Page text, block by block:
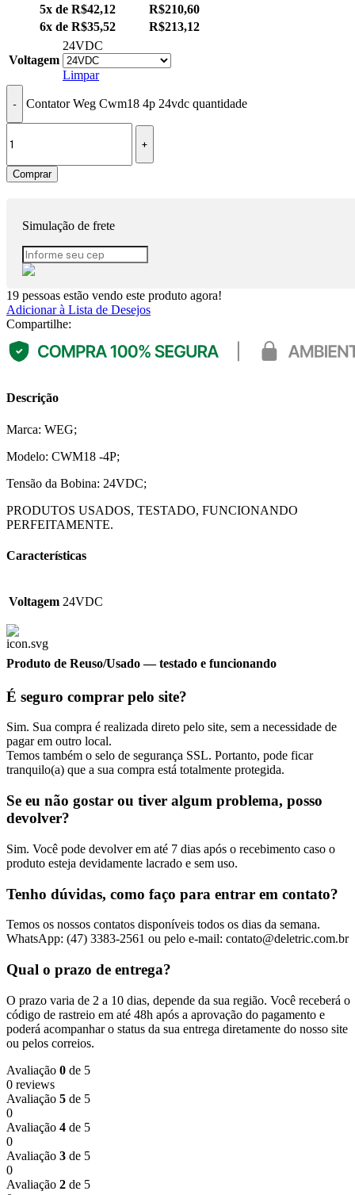
5x de R$42,12 R$210,60
6x de R$35,52 R$213,12
Voltagem
24VDC
Limpar
Contator Weg Cwm18 4p 24vdc quantidade
Comprar
Simulação de frete
19 pessoas estão vendo este produto agora!
Adicionar à Lista de Desejos
Compartilhe:
Descrição
Marca: WEG;
Modelo: CWM18 -4P;
Tensão da Bobina: 24VDC;
PRODUTOS USADOS, TESTADO, FUNCIONANDO
PERFEITAMENTE.
Características
Voltagem 24VDC
Produto de Reuso/Usado— testado e funcionando
É seguro comprar pelo site?
Sim. Sua compra é realizada direto pelo site, sem a necessidade de
pagar em outro local.
Temos também o selo de segurança SSL. Portanto, pode ficar
tranquilo(a) que a sua compra está totalmente protegida.
Se eu não gostar ou tiver algum problema, posso
devolver?
Sim. Você pode devolver em até 7 dias após o recebimento caso o
produto esteja devidamente lacrado e sem uso.
Tenho dúvidas, como faço para entrar em contato?
Temos os nossos contatos disponíveis todos os dias da semana.
WhatsApp: (47) 3383-2561 ou pelo e-mail: contato@deletric.com.br
Qual o prazo de entrega?
O prazo varia de 2 a 10 dias, depende da sua região. Você receberá o
código de rastreio em até 48h após a aprovação do pagamento e
poderá acompanhar o status da sua entrega diretamente do nosso site
ou pelos correios.
Avaliação 0 de 5
0 reviews
Avaliação 5 de 5
0
Avaliação 4 de 5
0
Avaliação 3 de 5
0
Avaliação 2 de 5